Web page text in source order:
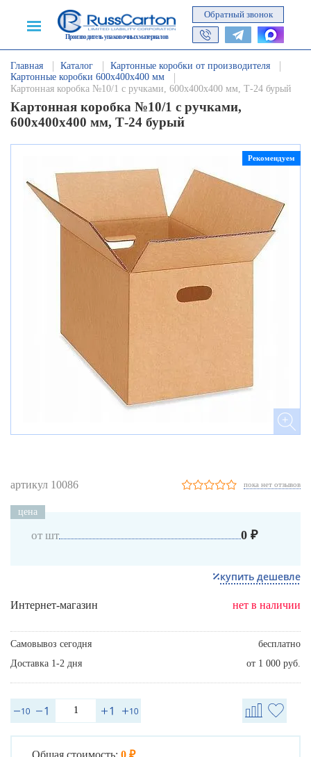
Производитель упаковочных материалов
Обратный звонок
Главная Каталог
Картонные коробки от производителя
Картонные коробки 600х400х400 мм
Картонная коробка №10/1 с ручками, 600х400х400 мм, Т-24 бурый
Картонная коробка №10/1 с ручками,
600х400х400 мм, Т-24 бурый
Рекомендуем
артикул 10086 пока нет отзывов
цена
от шт 0 ₽
купить дешевле
Интернет-магазин нет в наличии
Самовывоз сегодня
бесплатно
Доставка 1-2 дня
от 1 000 руб.
Общая стоимость: 0 ₽